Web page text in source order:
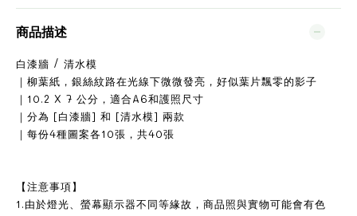
商品描述
白漆牆 / 清水模
｜柳葉紙，銀絲紋路在光線下微微發亮，好似葉片飄零的影子
｜10.2 X 7 公分，適合A6和護照尺寸
｜分為 [白漆牆] 和 [清水模] 兩款
｜每份4種圖案各10張，共40張
【注意事項】
1.由於燈光、螢幕顯示器不同等緣故，商品照與實物可能會有色